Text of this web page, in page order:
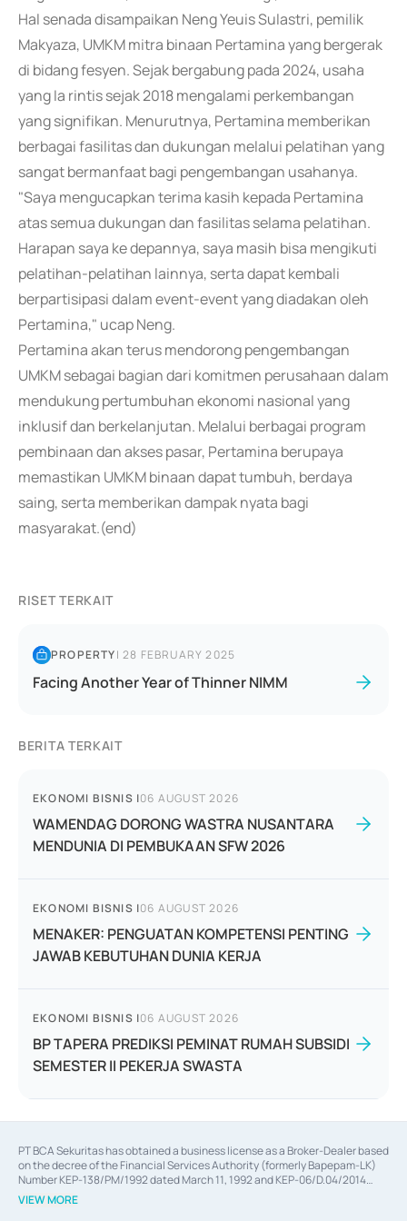
Hal senada disampaikan Neng Yeuis Sulastri, pemilik
Makyaza, UMKM mitra binaan Pertamina yang bergerak
di bidang fesyen. Sejak bergabung pada 2024, usaha
yang Ia rintis sejak 2018 mengalami perkembangan
yang signifikan. Menurutnya, Pertamina memberikan
berbagai fasilitas dan dukungan melalui pelatihan yang
sangat bermanfaat bagi pengembangan usahanya.
"Saya mengucapkan terima kasih kepada Pertamina
atas semua dukungan dan fasilitas selama pelatihan.
Harapan saya ke depannya, saya masih bisa mengikuti
pelatihan-pelatihan lainnya, serta dapat kembali
berpartisipasi dalam event-event yang diadakan oleh
Pertamina," ucap Neng.
Pertamina akan terus mendorong pengembangan
UMKM sebagai bagian dari komitmen perusahaan dalam
mendukung pertumbuhan ekonomi nasional yang
inklusif dan berkelanjutan. Melalui berbagai program
pembinaan dan akses pasar, Pertamina berupaya
memastikan UMKM binaan dapat tumbuh, berdaya
saing, serta memberikan dampak nyata bagi
masyarakat.(end)
RISET TERKAIT
PROPERTY|28 FEBRUARY 2025
Facing Another Year of Thinner NIMM
BERITA TERKAIT
EKONOMI BISNIS |06 AUGUST 2026
WAMENDAG DORONG WASTRA NUSANTARA
MENDUNIA DI PEMBUKAAN SFW 2026
EKONOMI BISNIS |06 AUGUST 2026
MENAKER: PENGUATAN KOMPETENSI PENTING
JAWAB KEBUTUHAN DUNIA KERJA
EKONOMI BISNIS |06 AUGUST 2026
BP TAPERA PREDIKSI PEMINAT RUMAH SUBSIDI
SEMESTER II PEKERJA SWASTA
PT BCA Sekuritas has obtained a business license as a Broker-Dealer based
on the decree of the Financial Services Authority (formerly Bapepam-LK)
Number KEP-138/PM/1992 dated March 11, 1992 and KEP-06/D.04/2014
dated February 28, 2014, a business license as an Underwriter based on the
decree of the Financial Services Authority Number KEP-12/PM/PEE/1997
VIEW MORE